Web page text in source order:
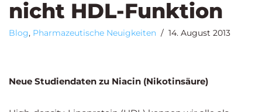
Zur Anmeldung
nicht HDL-Funktion
Blog, Pharmazeutische Neuigkeiten 14. August 2013
Neue Studiendaten zu Niacin (Nikotinsäure)